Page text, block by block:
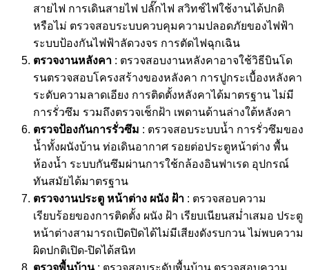
สายไฟ การเดินสายไฟ ปลั๊กไฟ สวิทช์ไฟใช้งานได้ปกติ
หรือไม่ ตรวจสอบระบบควบคุมความปลอดภัยของไฟฟ้า
ระบบป้องกันไฟฟ้าลัดวงจร การตัดไฟฉุกเฉิน
ตรวจงานหลังคา : ตรวจสอบงานหลังคาอาจใช้วิธีบินโด
รนตรวจสอบโครงสร้างของหลังคา การปูกระเบื้องหลังคา
ระดับความลาดเอียง การติดตั้งหลังคาได้มาตรฐาน ไม่มี
การรั่วซึม รวมถึงตรวจเช็กฝ้า เพดานด้านล่างใต้หลังคา
ตรวจป้องกันการรั่วซึม : ตรวจสอบระบบน้ำ การรั่วซึมของ
น้ำทั้งผนังบ้าน ท่อเดินอากาศ รอยต่อประตูหน้าต่าง พื้น
ห้องน้ำ ระบบกันซึมผ่านการใช้กล้องอินฟาเรด อุปกรณ์
ทันสมัยได้มาตรฐาน
ตรวจงานประตู หน้าต่าง ผนัง ฝ้า : ตรวจสอบความ
เรียบร้อยของการติดตั้ง ผนัง ฝ้า เรียบเนียนสม่ำเสมอ ประตู
หน้าต่างสามารถเปิดปิดได้ไม่มีเสียงดังรบกวน ไม่พบความ
ผิดปกติเปิด-ปิดได้สนิท
ตรวจพื้นบ้าน: ตรวจสอบระดับพื้นบ้าน ตรวจสอบความ